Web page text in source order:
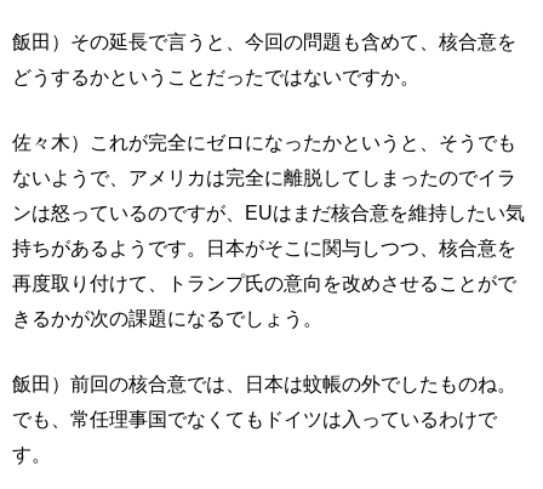
飯田）その延長で言うと、今回の問題も含めて、核合意を
どうするかということだったではないですか。
佐々木）これが完全にゼロになったかというと、そうでも
ないようで、アメリカは完全に離脱してしまったのでイラ
ンは怒っているのですが、EUはまだ核合意を維持したい気
持ちがあるようです。日本がそこに関与しつつ、核合意を
再度取り付けて、トランプ氏の意向を改めさせることがで
きるかが次の課題になるでしょう。
飯田）前回の核合意では、日本は蚊帳の外でしたものね。
でも、常任理事国でなくてもドイツは入っているわけで
す。